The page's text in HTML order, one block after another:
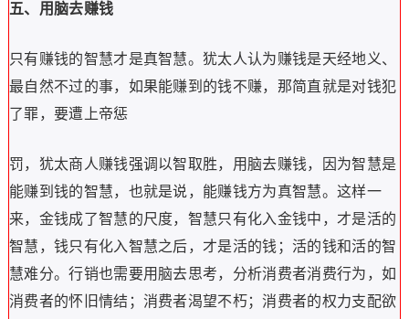
五、用脑去赚钱
只有赚钱的智慧才是真智慧。 犹太人认为赚钱是天经地义、
最自然不过的事，如果能赚到的钱不赚，那简直就是对钱犯
了罪，要遭上帝惩
罚，犹太商人赚钱强调以智取胜，用脑去赚钱，因为智慧是
能赚到钱的智慧，也就是说，能赚钱方为真智慧。 这样一
来，金钱成了智慧的尺度，智慧只有化入金钱中，才是活的
智慧，钱只有化入智慧之后，才是活的钱；活的钱和活的智
慧难分。行销也需要用脑去思考，分析消费者消费行为，如
消费者的怀旧情结；消费者渴望不朽；消费者的权力支配欲